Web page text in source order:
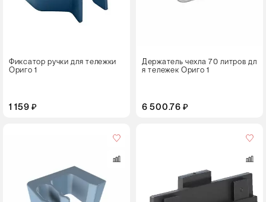
Фиксатор ручки для тележки
Ориго 1
1 159 ₽
Держатель чехла 70 литров дл
я тележек Ориго 1
6 500.76 ₽